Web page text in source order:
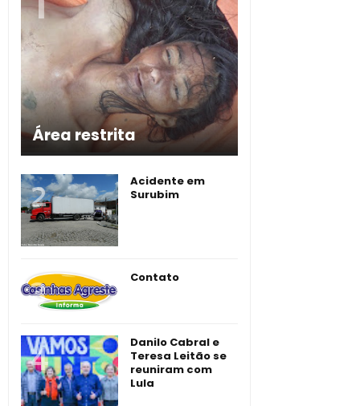
Área restrita
Acidente em
Surubim
Contato
Danilo Cabral e
Teresa Leitão se
reuniram com
Lula